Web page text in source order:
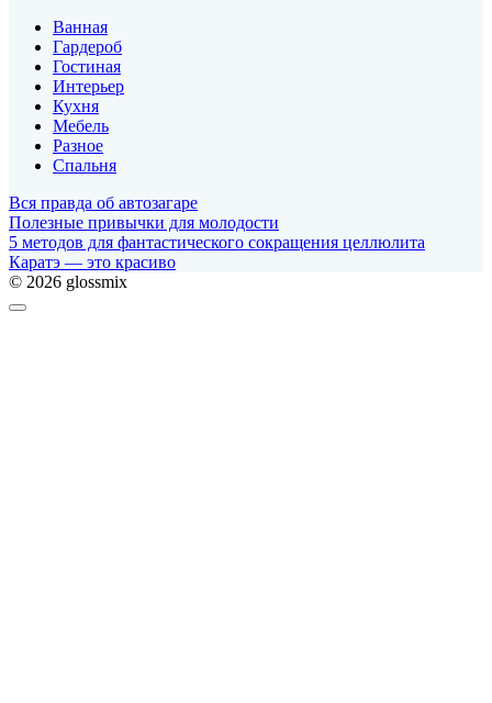
Ванная
Гардероб
Гостиная
Интерьер
Кухня
Мебель
Разное
Спальня
Вся правда об автозагаре
Полезные привычки для молодости
5 методов для фантастического сокращения целлюлита
Каратэ — это красиво
© 2026 glossmix